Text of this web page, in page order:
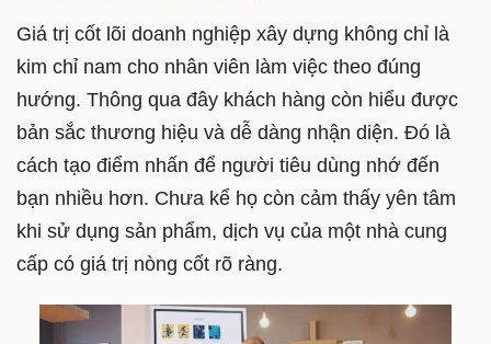
Giá trị cốt lõi doanh nghiệp xây dựng không chỉ là
kim chỉ nam cho nhân viên làm việc theo đúng
hướng. Thông qua đây khách hàng còn hiểu được
bản sắc thương hiệu và dễ dàng nhận diện. Đó là
cách tạo điểm nhấn để người tiêu dùng nhớ đến
bạn nhiều hơn. Chưa kể họ còn cảm thấy yên tâm
khi sử dụng sản phẩm, dịch vụ của một nhà cung
cấp có giá trị nòng cốt rõ ràng.